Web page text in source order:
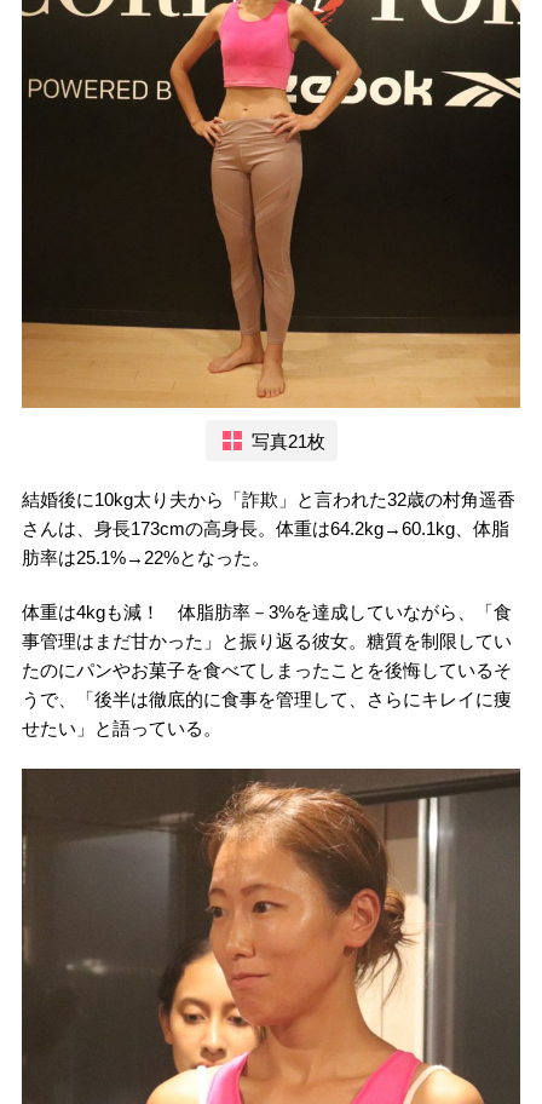
写真21枚
結婚後に10kg太り夫から「詐欺」と言われた32歳の村角遥香
さんは、身長173cmの高身長。体重は64.2kg→60.1kg、体脂
肪率は25.1%→22%となった。
体重は4kgも減！ 体脂肪率－3%を達成していながら、「食
事管理はまだ甘かった」と振り返る彼女。糖質を制限してい
たのにパンやお菓子を食べてしまったことを後悔しているそ
うで、「後半は徹底的に食事を管理して、さらにキレイに痩
せたい」と語っている。